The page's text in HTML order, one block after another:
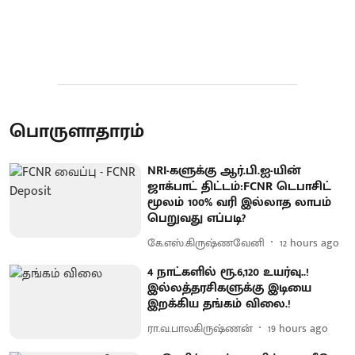
பொருளாதாரம்
NRI-களுக்கு ஆர்.பி.ஐ-யின்
ஜாக்பாட் திட்டம்:FCNR டெபாசிட்
மூலம் 100% வரி இல்லாத லாபம்
பெறுவது எப்படி?
கே.எஸ்.கிருஷ்ணவேனி 12 hours ago
4 நாட்களில் ரூ.6,120 உயர்வு..!
இல்லத்தரசிகளுக்கு இடியை
இறக்கிய தங்கம் விலை.!
ரா.வ.பாலகிருஷ்ணன் 19 hours ago